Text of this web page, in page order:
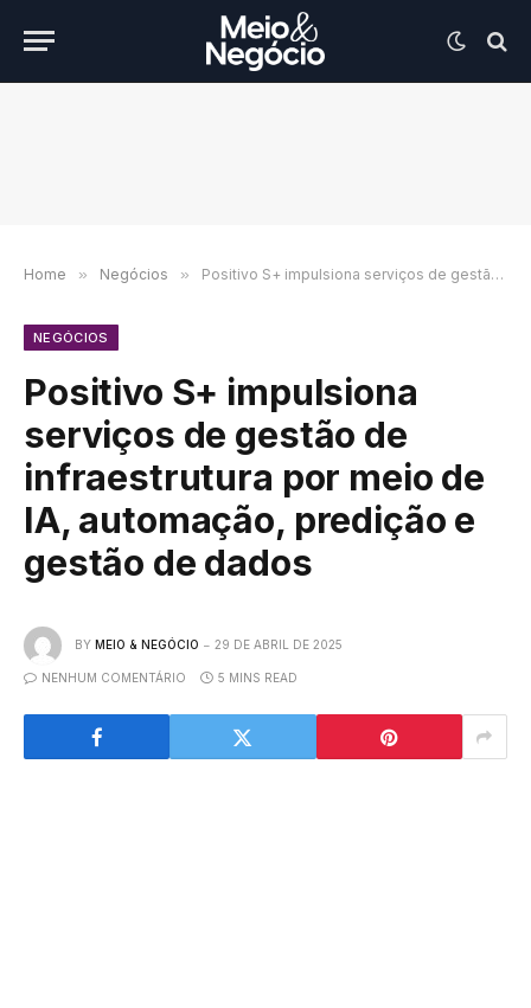
Home » Negócios » Positivo S+ impulsiona serviços de gestão de infraestrutura por meio de IA, automação, predição e gestão de dados
NEGÓCIOS
Positivo S+ impulsiona
serviços de gestão de
infraestrutura por meio de
IA, automação, predição e
gestão de dados
BY MEIO & NEGÓCIO 29 DE ABRIL DE 2025
NENHUM COMENTÁRIO 5 MINS READ